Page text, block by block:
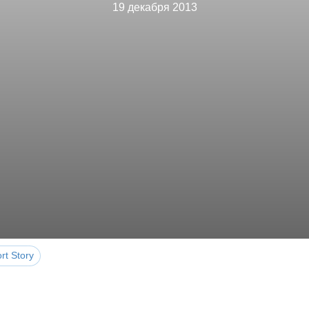
19 декабря 2013
Story